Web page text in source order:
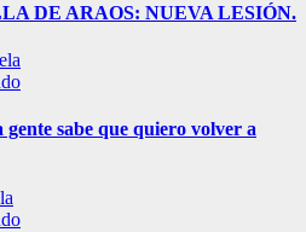
DE ARAOS: NUEVA LESIÓN.
sabe que quiero volver a